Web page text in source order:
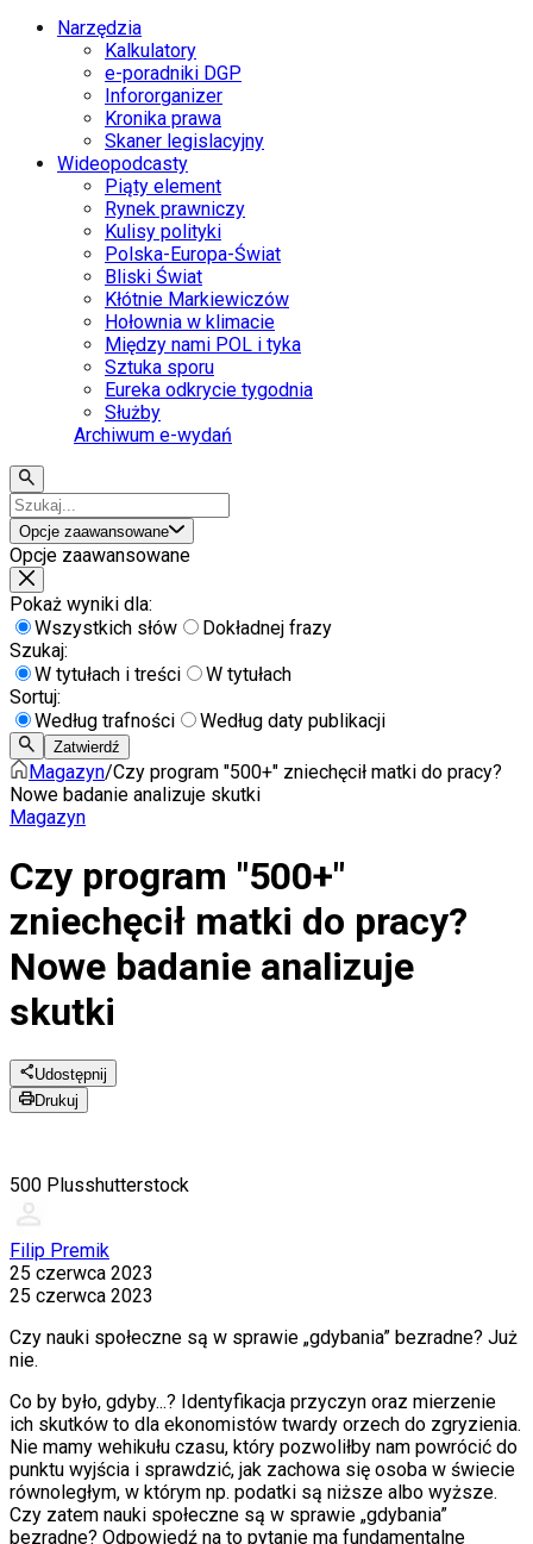
Narzędzia
Kalkulatory
e-poradniki DGP
Infororganizer
Kronika prawa
Skaner legislacyjny
Wideopodcasty
Piąty element
Rynek prawniczy
Kulisy polityki
Polska-Europa-Świat
Bliski Świat
Kłótnie Markiewiczów
Hołownia w klimacie
Między nami POL i tyka
Sztuka sporu
Eureka odkrycie tygodnia
Służby
Archiwum e-wydań
Opcje zaawansowane
Opcje zaawansowane
Pokaż wyniki dla:
Wszystkich słów
Dokładnej frazy
Szukaj:
W tytułach i treści
W tytułach
Sortuj:
Według trafności
Według daty publikacji
Zatwierdź
Magazyn/Czy program "500+" zniechęcił matki do pracy?
Nowe badanie analizuje skutki
Magazyn
Czy program "500+"
zniechęcił matki do pracy?
Nowe badanie analizuje
skutki
Udostępnij
Drukuj
500 Plusshutterstock
Filip Premik
25 czerwca 2023
25 czerwca 2023
Czy nauki społeczne są w sprawie „gdybania” bezradne? Już
nie.
Co by było, gdyby...? Identyfikacja przyczyn oraz mierzenie
ich skutków to dla ekonomistów twardy orzech do zgryzienia.
Nie mamy wehikułu czasu, który pozwoliłby nam powrócić do
punktu wyjścia i sprawdzić, jak zachowa się osoba w świecie
równoległym, w którym np. podatki są niższe albo wyższe.
Czy zatem nauki społeczne są w sprawie „gdybania”
bezradne? Odpowiedź na to pytanie ma fundamentalne